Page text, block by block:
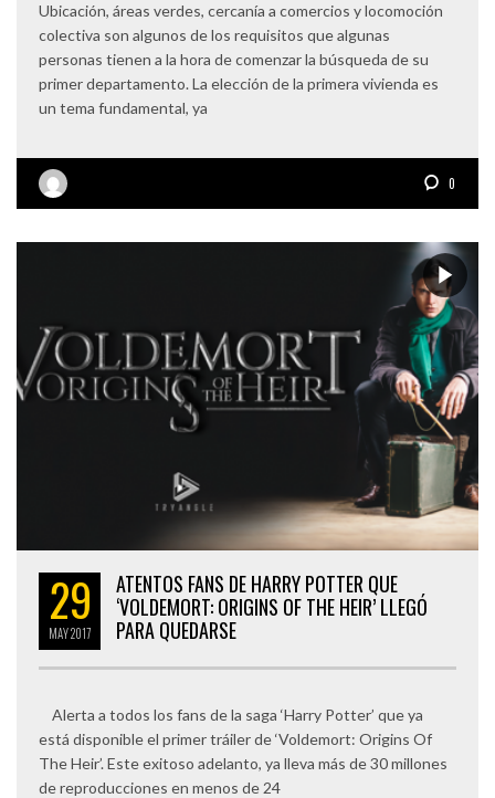
Ubicación, áreas verdes, cercanía a comercios y locomoción
colectiva son algunos de los requisitos que algunas
personas tienen a la hora de comenzar la búsqueda de su
primer departamento. La elección de la primera vivienda es
un tema fundamental, ya
0
29
MAY2017
ATENTOS FANS DE HARRY POTTER QUE
‘VOLDEMORT: ORIGINS OF THE HEIR’ LLEGÓ
PARA QUEDARSE
Alerta a todos los fans de la saga ‘Harry Potter’ que ya
está disponible el primer tráiler de ‘Voldemort: Origins Of
The Heir’. Este exitoso adelanto, ya lleva más de 30 millones
de reproducciones en menos de 24